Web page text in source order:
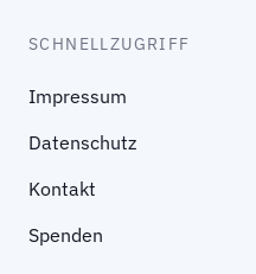
SCHNELLZUGRIFF
Impressum
Datenschutz
Kontakt
Spenden